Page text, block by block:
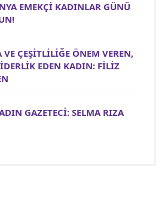
EMEKÇİ KADINLAR GÜNÜ
VE ÇEŞİTLİLİĞE ÖNEM VEREN,
EDEN KADIN: FİLİZ
GAZETECİ: SELMA RIZA